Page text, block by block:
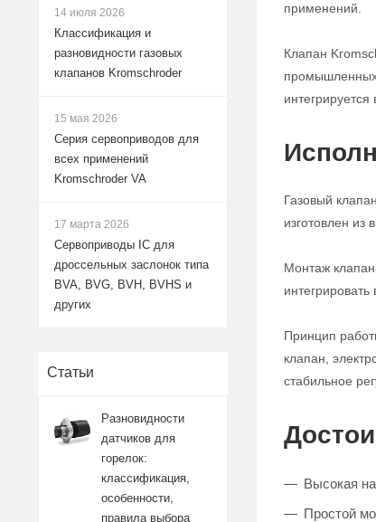
применений.
Клапан
промышленных
Газовый
изготовлен из
Монтаж
Принцип
клапан,
стабильное
Высокая
Простой
14 июля 2026
Классификация и
разновидности газовых
клапанов Kromschroder
15 мая 2026
Серия сервоприводов для
всех применений
Kromschroder VA
17 марта 2026
Сервоприводы IC для
дроссельных заслонок типа
BVA, BVG, BVH, BVHS и
других
Статьи
Разновидности
датчиков для
горелок:
классификация,
особенности,
правила выбора